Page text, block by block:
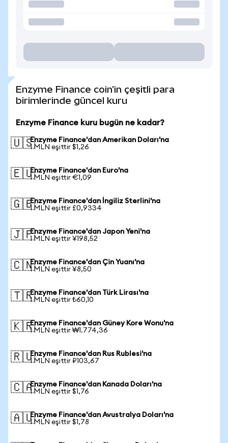
Enzyme Finance coin'in çeşitli para
birimlerinde güncel kuru
Enzyme Finance kuru bugün ne kadar?
🇺🇸Enzyme Finance'dan Amerikan Doları'na
1 MLN eşittir $1,26
🇪🇺Enzyme Finance'dan Euro'na
1 MLN eşittir €1,09
🇬🇧Enzyme Finance'dan İngiliz Sterlini'na
1 MLN eşittir £0,9334
🇯🇵Enzyme Finance'dan Japon Yeni'na
1 MLN eşittir ¥198,52
🇨🇳Enzyme Finance'dan Çin Yuanı'na
1 MLN eşittir ¥8,50
🇹🇷Enzyme Finance'dan Türk Lirası'na
1 MLN eşittir ₺60,10
🇰🇷Enzyme Finance'dan Güney Kore Wonu'na
1 MLN eşittir ₩1.774,36
🇷🇺Enzyme Finance'dan Rus Rublesi'na
1 MLN eşittir ₽103,67
🇨🇦Enzyme Finance'dan Kanada Doları'na
1 MLN eşittir $1,76
🇦🇺Enzyme Finance'dan Avustralya Doları'na
1 MLN eşittir $1,78